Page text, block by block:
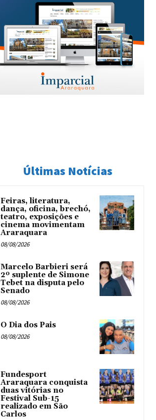
Últimas Notícias
Feiras, literatura,
dança, oficina, brechó,
teatro, exposições e
cinema movimentam
Araraquara
08/08/2026
Marcelo Barbieri será
2º suplente de Simone
Tebet na disputa pelo
Senado
08/08/2026
O Dia dos Pais
08/08/2026
Fundesport
Araraquara conquista
duas vitórias no
Festival Sub-15
realizado em São
Carlos